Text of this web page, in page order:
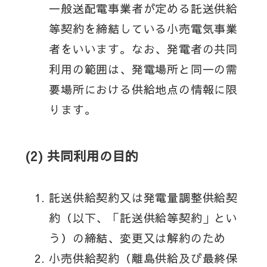
一般送配電事業者が定める託送供給
等契約を締結している小売電気事業
者をいいます。なお、発電者の共同
利用の範囲は、発電場所と同一の需
要場所における供給地点の情報に限
ります。
(2) 共同利用の目的
託送供給契約又は発電量調整供給契
約（以下、「託送供給等契約」とい
う）の締結、変更又は解約のため
小売供給契約（離島供給及び最終保